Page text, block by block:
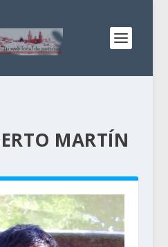
MARTÍN